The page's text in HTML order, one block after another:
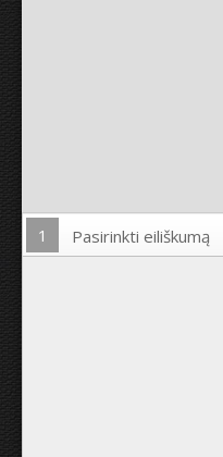
Įkelti
1 Pasirinkti eiliškumą